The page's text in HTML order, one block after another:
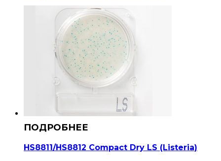
HS8811/HS8812 Compact Dry LS (Listeria)